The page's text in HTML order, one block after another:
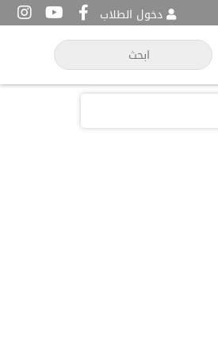
دخول الطلاب